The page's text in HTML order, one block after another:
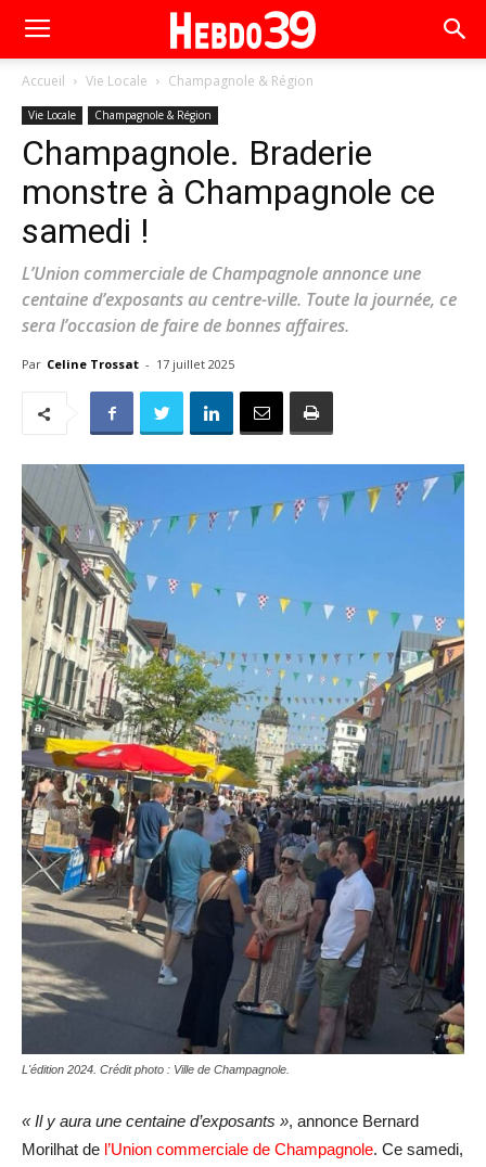
Accueil Vie Locale Champagnole & Région
Vie Locale Champagnole & Région
Champagnole. Braderie
monstre à Champagnole ce
samedi !
L’Union commerciale de Champagnole annonce une
centaine d’exposants au centre-ville. Toute la journée, ce
sera l’occasion de faire de bonnes affaires.
Par Celine Trossat - 17 juillet 2025
L'édition 2024. Crédit photo : Ville de Champagnole.
« Il y aura une centaine d’exposants », annonce Bernard
Morilhat de l’Union commerciale de Champagnole. Ce samedi,